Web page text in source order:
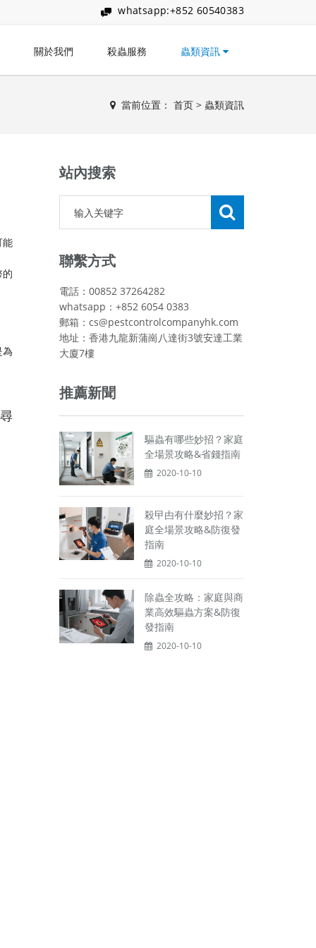
whatsapp:+852 60540383
關於我們 殺蟲服務 蟲類資訊
當前位置： 首页 > 蟲類資訊
能
站內搜索
聯繫方式
電話：00852 37264282
whatsapp：+852 6054 0383
郵箱：cs@pestcontrolcompanyhk.com
地址：香港九龍新蒲崗八達街3號安達工業
大廈7樓
推薦新聞
驅蟲有哪些妙招？家庭
全場景攻略&省錢指南
2020-10-10
殺曱甴有什麼妙招？家
庭全場景攻略&防復發
指南
2020-10-10
除蟲全攻略：家庭與商
業高效驅蟲方案&防復
發指南
2020-10-10